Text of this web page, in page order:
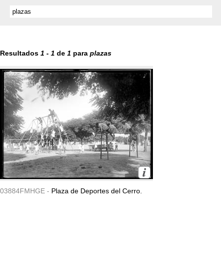
Resultados 1 - 1 de 1 para plazas
03884FMHGE - Plaza de Deportes del Cerro.